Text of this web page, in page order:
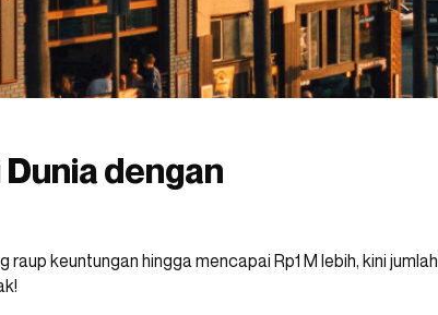
dengan
keuntungan hingga mencapai Rp1 M lebih, kini jumlah